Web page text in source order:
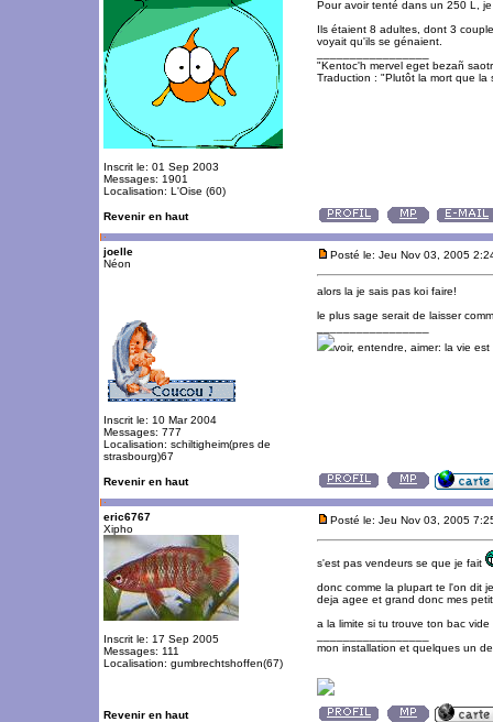
Inscrit le: 01 Sep 2003
Messages: 1901
Localisation: L'Oise (60)
Pour avoir tenté dans un 250 L,
Ils étaient 8 adultes, dont 3
voyait qu'ils se génaient.
"Kentoc'h mervel eget bezañ
Traduction : "Plutôt la mort que la
Revenir en haut
joelle
Néon
Inscrit le: 10 Mar 2004
Messages: 777
Localisation: schiltigheim(pres de
strasbourg)67
Posté le: Jeu Nov 03, 2005
alors la je sais pas koi faire!
le plus sage serait de laisser
voir, entendre, aimer: la vie
Revenir en haut
eric6767
Xipho
Inscrit le: 17 Sep 2005
Messages: 111
Localisation: gumbrechtshoffen(67)
Posté le: Jeu Nov 03, 2005
s'est pas vendeurs se que je fait
donc comme la plupart te l'on dit
deja agee et grand donc mes
a la limite si tu trouve ton bac
mon installation et quelques un
Revenir en haut